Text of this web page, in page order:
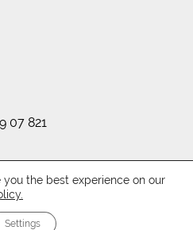
07 821
by RT
the best experience on our
Settings